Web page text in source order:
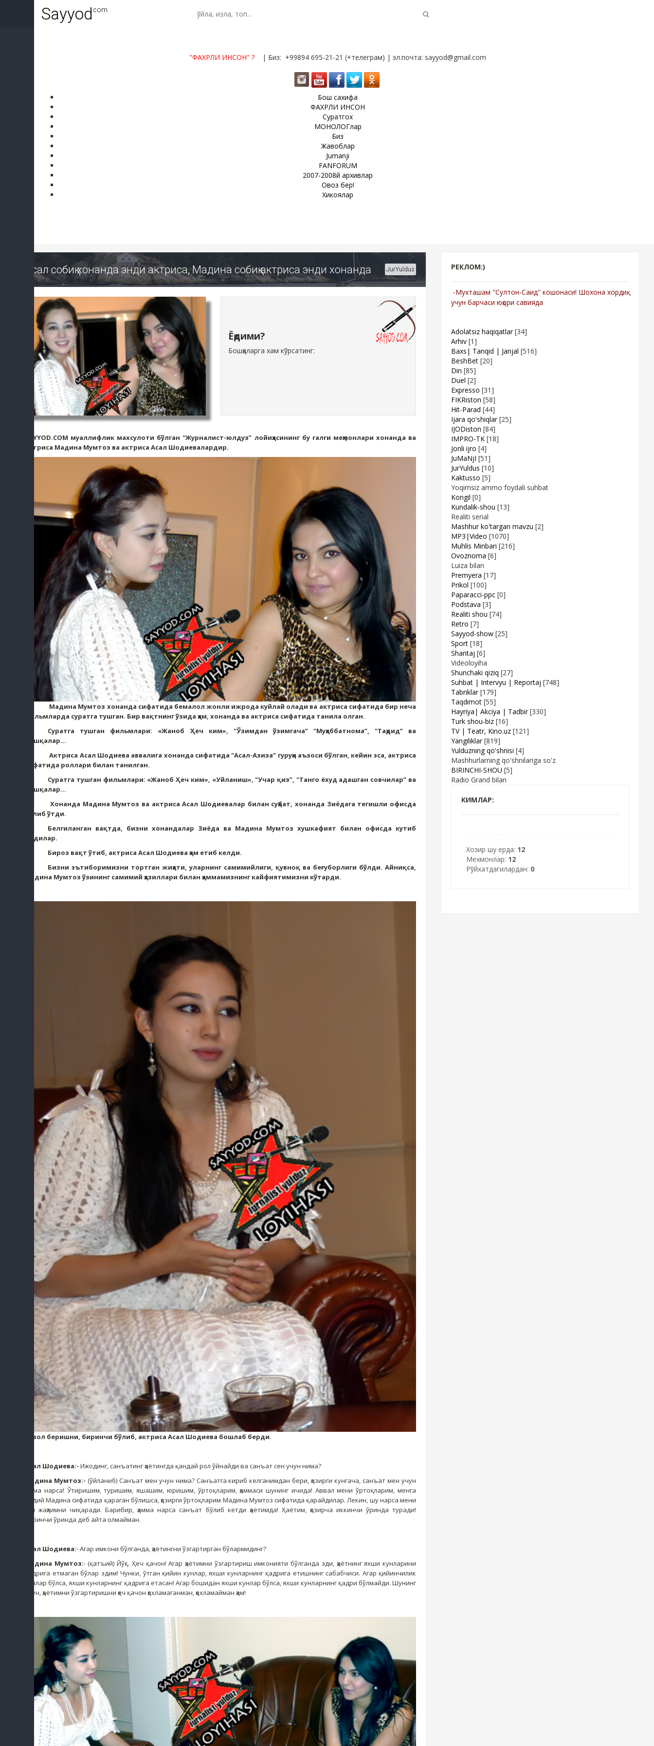
Sayyod.com
"ФАХРЛИ ИНСОН"? | Биз: +99894 695-21-21 (+телеграм) | эл.почта: sayyod@gmail.com
Бош сахифа
ФАХРЛИ ИНСОН
Суратгох
МОНОЛОГлар
Биз
Жавоблар
Jumanji
FANFORUM
2007-2008й архивлар
Овоз бер!
Хикоялар
Асал собиқ хонанда энди актриса, Мадина собиқ актриса энди хонанда JurYuldus
Ёқдими?
Бошқаларга хам кўрсатинг:
SAYYOD.COM муаллифлик махсулоти бўлган "Журналист-юлдуз” лойиҳасининг бу галги меҳмонлари хонанда ва
актриса Мадина Мумтоз ва актриса Асал Шодиевалардир.
Мадина Мумтоз хонанда сифатида бемалол жонли ижрода куйлай олади ва актриса сифатида бир неча
фильмларда суратга тушган. Бир вақтнинг ўзида ҳам, хонанда ва актриса сифатида танила олган.
Суратга тушган фильмлари: «Жаноб Ҳеч ким», "Ўзимдан ўзимгача” "Муҳаббатнома”, "Таҳдид” ва
бошқалар...
Актриса Асал Шодиева аввалига хонанда сифатида "Асал-Азиза” гуруҳи аъзоси бўлган, кейин эса, актриса
сифатида роллари билан танилган.
Суратга тушган фильмлари: «Жаноб Ҳеч ким», «Уйланиш», "Учар қиз”, "Танго ёхуд адашган совчилар” ва
бошқалар...
Хонанда Мадина Мумтоз ва актриса Асал Шодиевалар билан суҳбат, хонанда Зиёдага тегишли офисда
бўлиб ўтди.
Белгиланган вақтда, бизни хонандалар Зиёда ва Мадина Мумтоз хушкафият билан офисда кутиб
олдилар.
Бироз вақт ўтиб, актриса Асал Шодиева ҳам етиб келди.
Бизни эътиборимизни тортган жиҳати, уларнинг самимийлиги, қувноқ ва беғуборлиги бўлди. Айниқса,
Мадина Мумтоз ўзининг самимий ҳазиллари билан ҳаммамизнинг кайфиятимизни кўтарди.
Савол беришни, биринчи бўлиб, актриса Асал Шодиева бошлаб берди.
Асал Шодиева:- Ижодинг, санъатинг ҳаётингда қандай рол ўйнайди ва санъат сен учун нима?
Мадина Мумтоз:- (ўйланиб) Санъат мен учун нима? Санъатга кириб келганимдан бери, ҳозирги кунгача, санъат мен учун
ҳамма нарса! Ўтиришим, туришим, яшашим, юришим, ўртоқларим, ҳаммаси шунинг ичида! Аввал мени ўртоқларим, менга
оддий Мадина сифатида қараган бўлишса, ҳозирги ўртоқларим Мадина Мумтоз сифатида қарайдилар. Лекин, шу нарса мени
сал жаҳлимни чиқаради. Барибир, ҳамма нарса санъат бўлиб кетди ҳаётимда! Ҳаётим, ҳозирча иккинчи ўринда туради!
Биринчи ўринда деб айта олмайман.
Асал Шодиева:- Агар имкони бўлганда, ҳаётингни ўзгартирган бўлармидинг?
Мадина Мумтоз:- (қатъий) Йўқ. Ҳеч қачон! Агар ҳаётимни ўзгартириш имконияти бўлганда эди, ҳаётнинг яхши кунларини
қадрига етмаган бўлар эдим! Чунки, ўтган қийин кунлар, яхши кунларнинг қадрига етишнинг сабабчиси. Агар қийинчилик
кунлар бўлса, яхши кунларнинг қадрига етасан! Агар бошидан яхши кунлар бўлса, яхши кунларнинг қадри бўлмайди. Шунинг
учун, ҳаётимни ўзгартиришни ҳеч қачон ҳохламаганман, ҳохламайман ҳам!
РЕКЛОМ:)
-Мухташам "Султон-Саид" кошонаси! Шохона хордиқ
учун барчаси юқори савияда
Adolatsiz haqiqatlar [34]
Arhiv [1]
Baxs| Tanqid | Janjal [516]
BeshBet [20]
Din [85]
Duel [2]
Expresso [31]
FIKRiston [58]
Hit-Parad [44]
Ijara qo'shiqlar [25]
IJODiston [84]
IMPRO-TK [18]
Jonli ijro [4]
JuMaNjI [51]
JurYuldus [10]
Kaktusso [5]
Yoqimsiz ammo foydali suhbat
Kongil [0]
Kundalik-shou [13]
Realiti serial
Mashhur ko'targan mavzu [2]
MP3|Video [1070]
Muhlis Minbari [216]
Ovoznoma [6]
Luiza bilan
Premyera [17]
Prikol [100]
Paparacci-ppc [0]
Podstava [3]
Realiti shou [74]
Retro [7]
Sayyod-show [25]
Sport [18]
Shantaj [6]
Videoloyiha
Shunchaki qiziq [27]
Suhbat | Intervyu | Reportaj [748]
Tabriklar [179]
Taqdimot [55]
Hayriya| Akciya | Tadbir [330]
Turk shou-biz [16]
TV | Teatr, Kino.uz [121]
Yangiliklar [819]
Yulduzning qo'shnisi [4]
Mashhurlarning qo'shnilariga so'z
BIRINCHI-SHOU [5]
Radio Grand bilan
КИМЛАР:
Хозир шу ерда: 12
Мехмонлар: 12
Рўйхатдагилардан: 0